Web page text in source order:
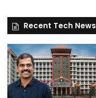
Recent Tech News